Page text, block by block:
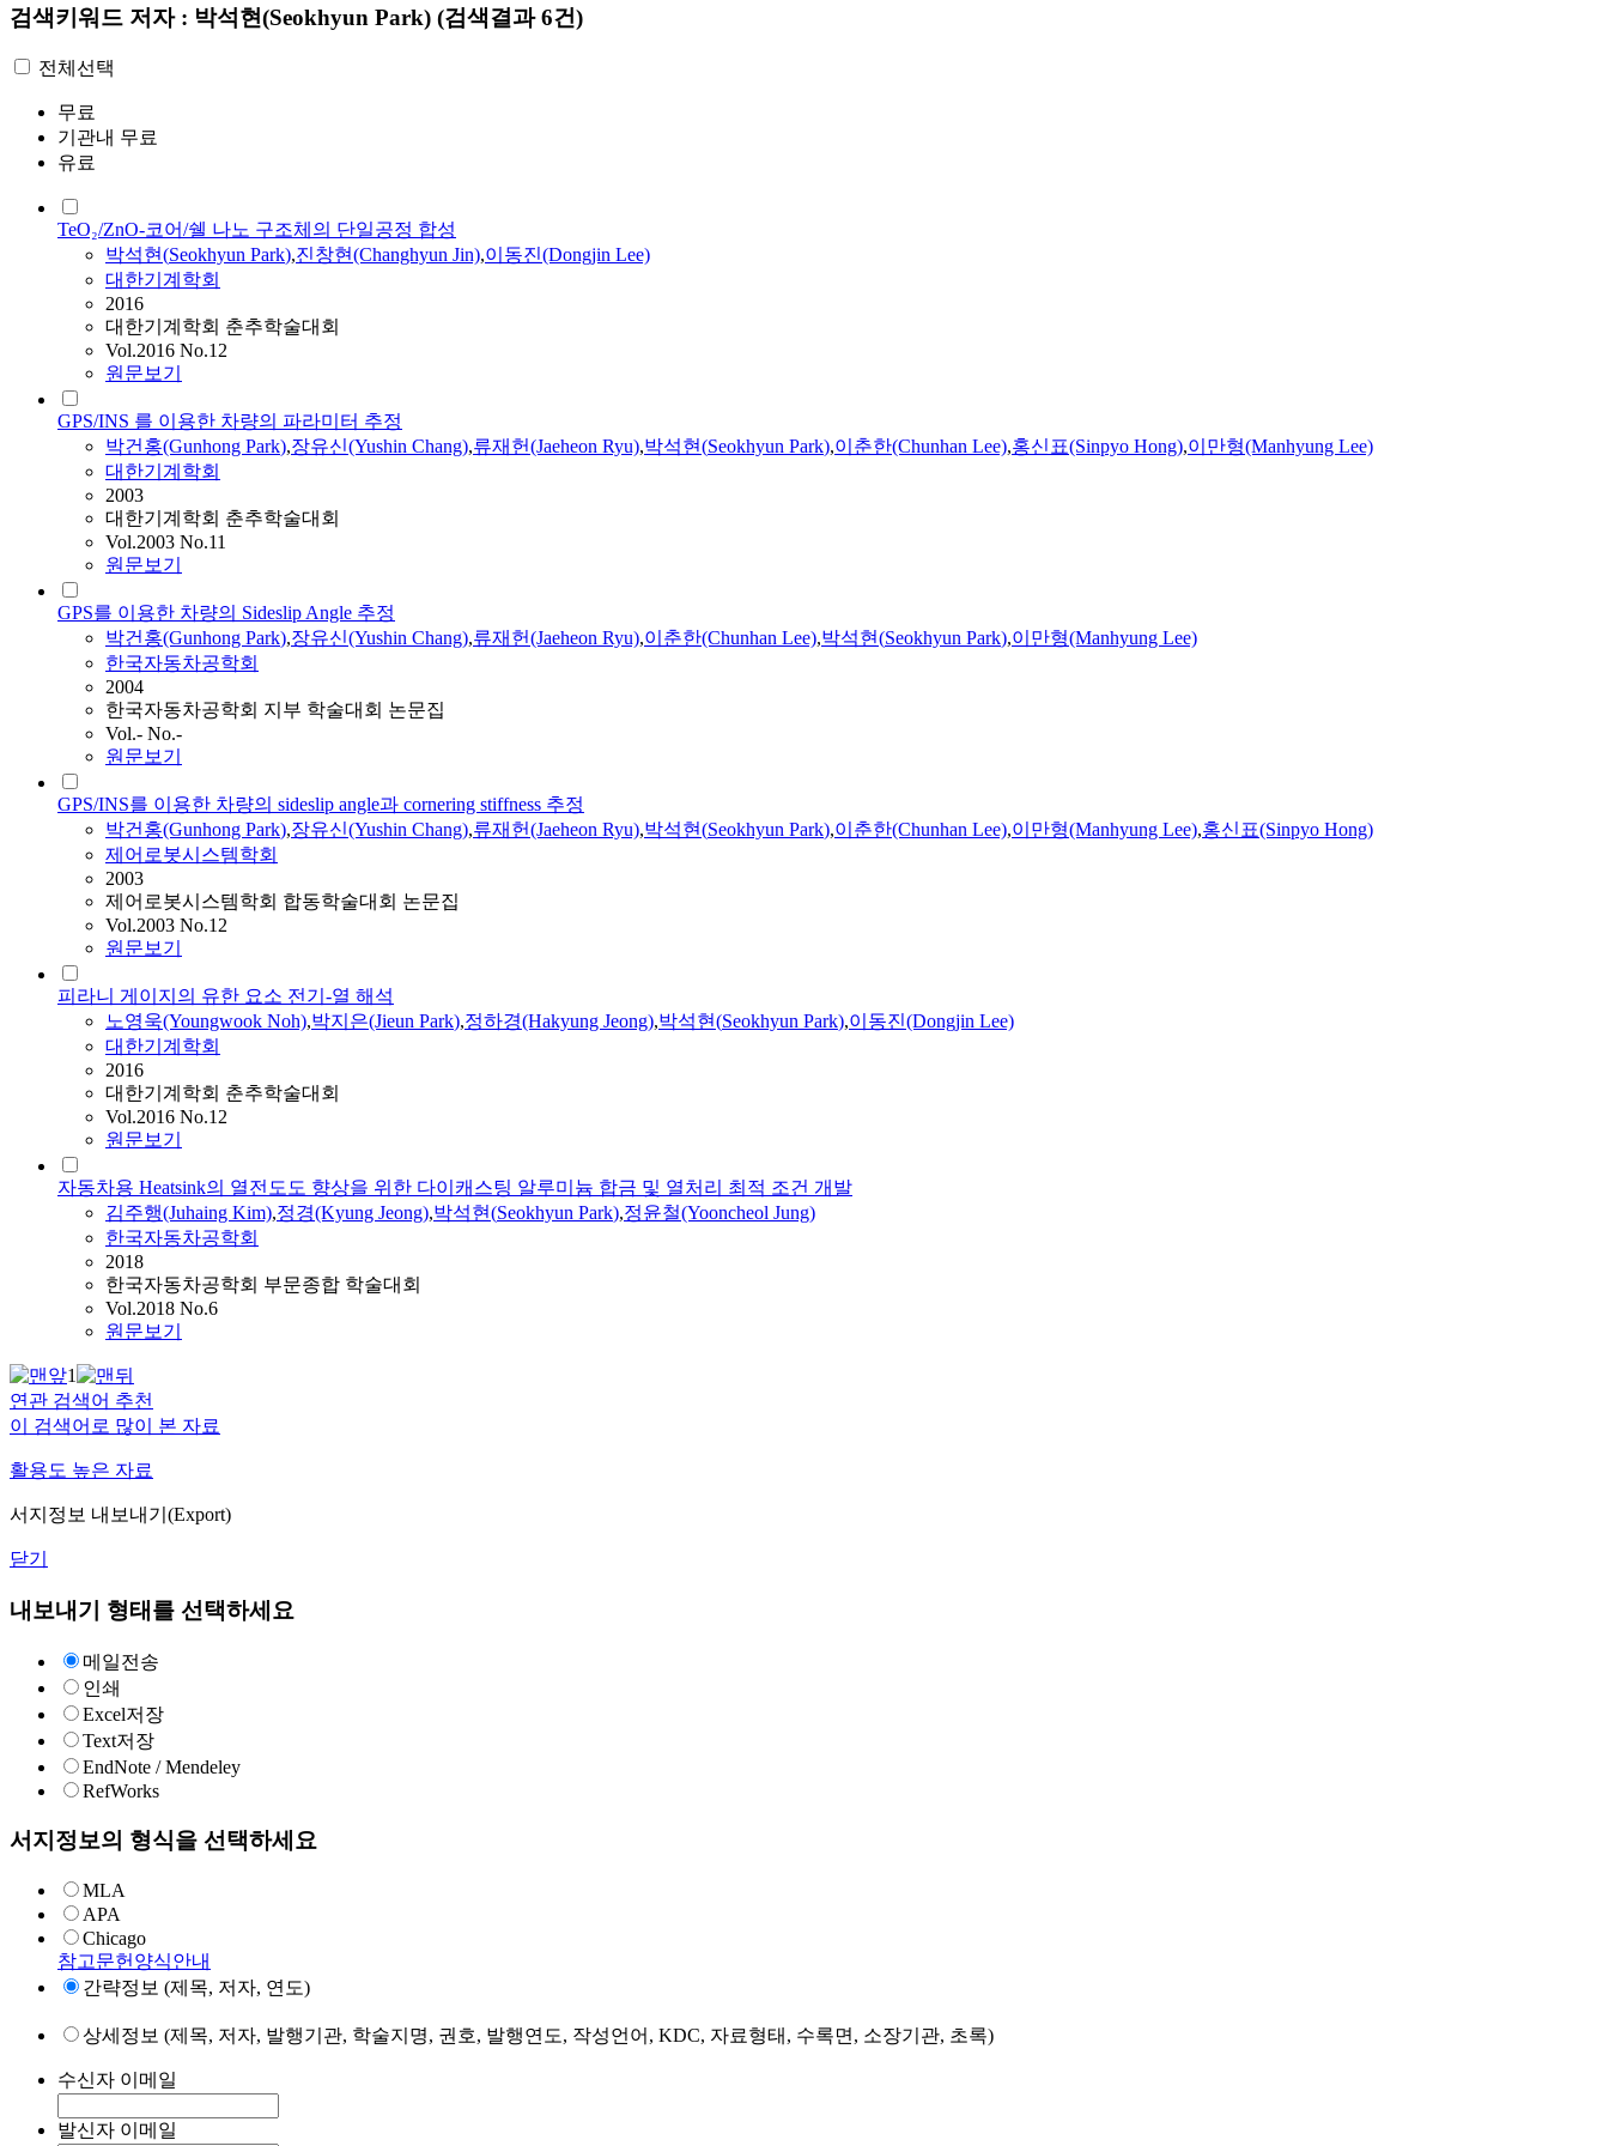
검색키워드 저자 : 박석현(Seokhyun Park) (검색결과 6건)
전체선택
무료
기관내 무료
유료
TeO₂/ZnO-코어/쉘 나노 구조체의 단일공정 합성
박석현(Seokhyun Park),진창현(Changhyun Jin),이동진(Dongjin Lee)
대한기계학회
2016
대한기계학회 춘추학술대회
Vol.2016 No.12
원문보기
GPS/INS 를 이용한 차량의 파라미터 추정
박건홍(Gunhong Park),장유신(Yushin Chang),류재헌(Jaeheon Ryu),박석현(Seokhyun Park),이춘한(Chunhan Lee),홍신표(Sinpyo Hong),이만형(Manhyung Lee)
대한기계학회
2003
대한기계학회 춘추학술대회
Vol.2003 No.11
원문보기
GPS를 이용한 차량의 Sideslip Angle 추정
박건홍(Gunhong Park),장유신(Yushin Chang),류재헌(Jaeheon Ryu),이춘한(Chunhan Lee),박석현(Seokhyun Park),이만형(Manhyung Lee)
한국자동차공학회
2004
한국자동차공학회 지부 학술대회 논문집
Vol.- No.-
원문보기
GPS/INS를 이용한 차량의 sideslip angle과 cornering stiffness 추정
박건홍(Gunhong Park),장유신(Yushin Chang),류재헌(Jaeheon Ryu),박석현(Seokhyun Park),이춘한(Chunhan Lee),이만형(Manhyung Lee),홍신표(Sinpyo Hong)
제어로봇시스템학회
2003
제어로봇시스템학회 합동학술대회 논문집
Vol.2003 No.12
원문보기
피라니 게이지의 유한 요소 전기-열 해석
노영욱(Youngwook Noh),박지은(Jieun Park),정하경(Hakyung Jeong),박석현(Seokhyun Park),이동진(Dongjin Lee)
대한기계학회
2016
대한기계학회 춘추학술대회
Vol.2016 No.12
원문보기
자동차용 Heatsink의 열전도도 향상을 위한 다이캐스팅 알루미늄 합금 및 열처리 최적 조건 개발
김주행(Juhaing Kim),정경(Kyung Jeong),박석현(Seokhyun Park),정윤철(Yooncheol Jung)
한국자동차공학회
2018
한국자동차공학회 부문종합 학술대회
Vol.2018 No.6
원문보기
1
연관 검색어 추천
이 검색어로 많이 본 자료
활용도 높은 자료
서지정보 내보내기(Export)
닫기
내보내기 형태를 선택하세요
메일전송
인쇄
Excel저장
Text저장
EndNote / Mendeley
RefWorks
서지정보의 형식을 선택하세요
MLA
APA
Chicago
참고문헌양식안내
간략정보 (제목, 저자, 연도)
상세정보 (제목, 저자, 발행기관, 학술지명, 권호, 발행연도, 작성언어, KDC, 자료형태, 수록면, 소장기관, 초록)
수신자 이메일
발신자 이메일